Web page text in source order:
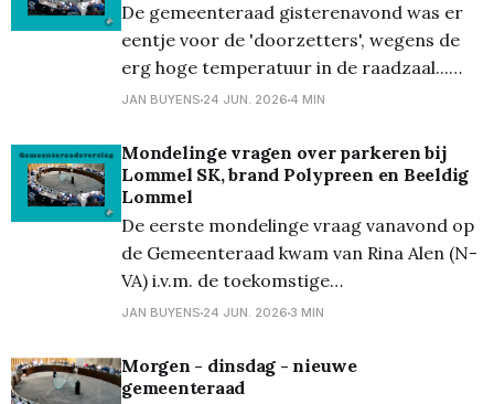
de ondertussen alom gekende vergissing
van 10 miljoen euro, die nu ‘amper’
(volgens de
De gemeenteraad gisterenavond was er
eentje voor de 'doorzetters', wegens de
erg hoge temperatuur in de raadzaal...
Zoals steeds werd de raad gestart met de
eerste punt i.v.m. Cipal kwam Kris
Verduyckt (Samen Vooruit) tussen. Hij had
het vooral over
JAN BUYENS 24 JUN. 2026 4 MIN
Mondelinge vragen over parkeren bij
Lommel SK, brand Polypreen en Beeldig
Lommel
De eerste mondelinge vraag vanavond op
de Gemeenteraad kwam van Rina Alen (N-
VA) i.v.m. de toekomstige
parkeergelegenheid voor de
zich af of hier al over nagedacht werd.
Burgemeester Bob Nijs (CD&V)
JAN BUYENS 24 JUN. 2026 3 MIN
Morgen - dinsdag - nieuwe
gemeenteraad